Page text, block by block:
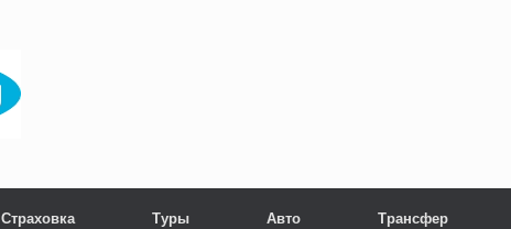
Страховка Туры Авто Трансфер